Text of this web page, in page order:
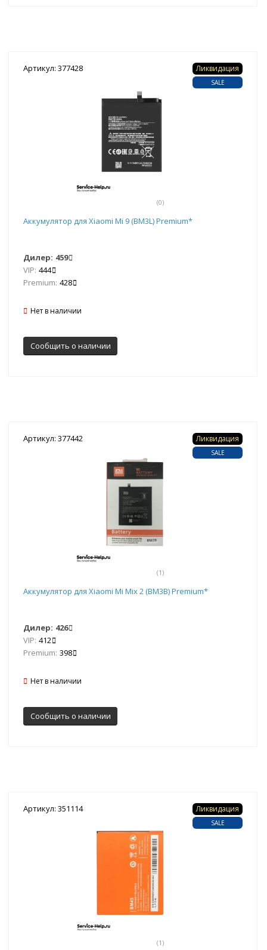
Артикул: 377428
(0)
Ликвидация
SALE
Аккумулятор для Xiaomi Mi 9 (BM3L) Premium*
Дилер: 459
VIP: 444
Premium: 428
Нет в наличии
Сообщить о наличии
Артикул: 377442
(1)
Ликвидация
SALE
Аккумулятор для Xiaomi Mi Mix 2 (BM3B) Premium*
Дилер: 426
VIP: 412
Premium: 398
Нет в наличии
Сообщить о наличии
Артикул: 351114
(1)
Ликвидация
SALE